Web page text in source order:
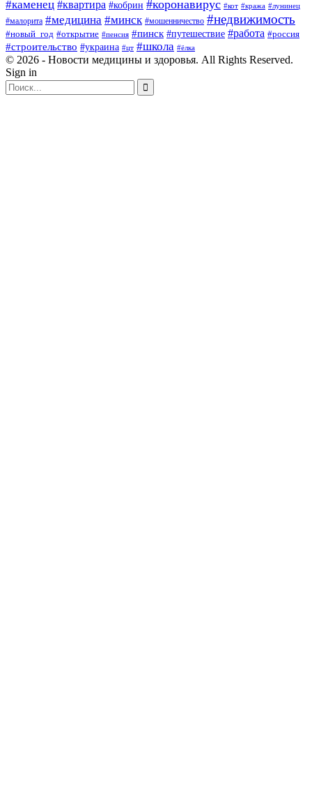
#каменец #квартира #кобрин #коронавирус #кот #кража #лунинец
#малорита #медицина #минск #мошенничество #недвижимость
#новый_год #открытие #пенсия #пинск #путешествие #работа #россия
#строительство #украина #цт #школа #ёлка
© 2026 - Новости медицины и здоровья. All Rights Reserved.
Sign in